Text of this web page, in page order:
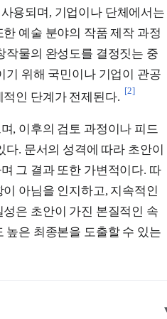
용되며, 기업이나 단체에서는
예술 분야의 작품 제작 과정
작물의 완성도를 결정짓는 중
기 위해 국민이나 기업이 관공
인 단계가 전제된다.
[2]
, 이후의 검토 과정이나 피드
. 문서의 성격에 따라 초안이
그 결과 또한 가변적이다. 따
아님을 인지하고, 지속적인
은 초안이 가진 본질적인 속
높은 최종본을 도출할 수 있는